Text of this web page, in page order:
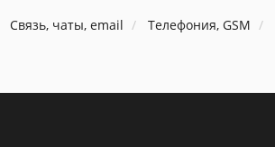
Связь, чаты, email Телефония, GSM